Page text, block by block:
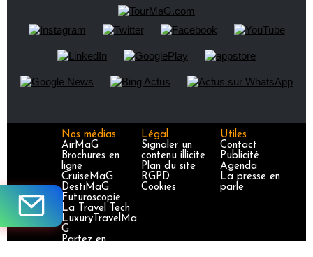
Nos médias
AirMaG
Brochures en
ligne
CruiseMaG
DestiMaG
Futuroscopie
La Travel Tech
LuxuryTravelMa
G
Partez en
Légal
Signaler un
contenu illicite
Plan du site
RGPD
Cookies
Utiles
Contact
Publicité
Agenda
La presse en
parle